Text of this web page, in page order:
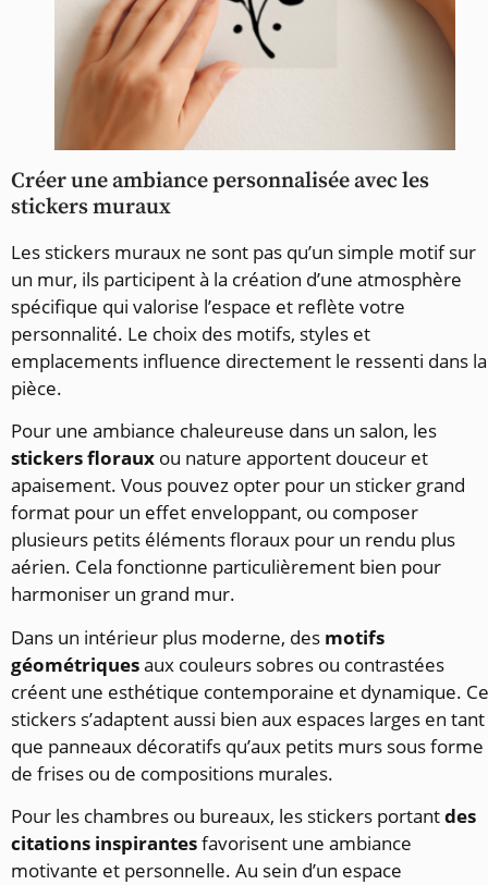
Créer une ambiance personnalisée avec les
stickers muraux
Les stickers muraux ne sont pas qu’un simple motif sur
un mur, ils participent à la création d’une atmosphère
spécifique qui valorise l’espace et reflète votre
personnalité. Le choix des motifs, styles et
emplacements influence directement le ressenti dans la
pièce.
Pour une ambiance chaleureuse dans un salon, les
stickers floraux ou nature apportent douceur et
apaisement. Vous pouvez opter pour un sticker grand
format pour un effet enveloppant, ou composer
plusieurs petits éléments floraux pour un rendu plus
aérien. Cela fonctionne particulièrement bien pour
harmoniser un grand mur.
Dans un intérieur plus moderne, des motifs
géométriquesaux couleurs sobres ou contrastées
créent une esthétique contemporaine et dynamique.
stickers s’adaptent aussi bien aux espaces larges en tant
que panneaux décoratifs qu’aux petits murs sous forme
de frises ou de compositions murales.
Pour les chambres ou bureaux, les stickers portantdes
citations inspirantesfavorisent une ambiance
motivante et personnelle. Au sein d’un espace